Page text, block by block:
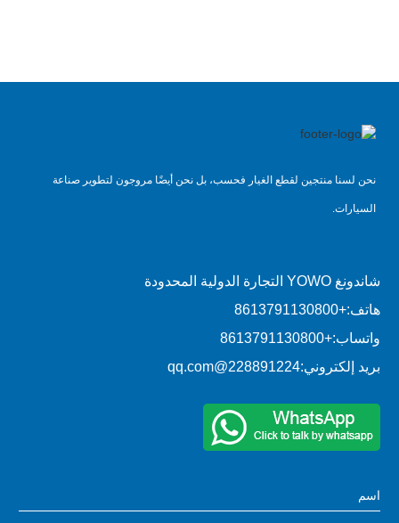
نحن لسنا منتجين لقطع الغيار فحسب، بل نحن أيضًا مروجون لتطوير صناعة
السيارات.
شاندونغ YOWO التجارة الدولية المحدودة
هاتف:+8613791130800
واتساب:+8613791130800
بريد إلكتروني:228891224@qq.com